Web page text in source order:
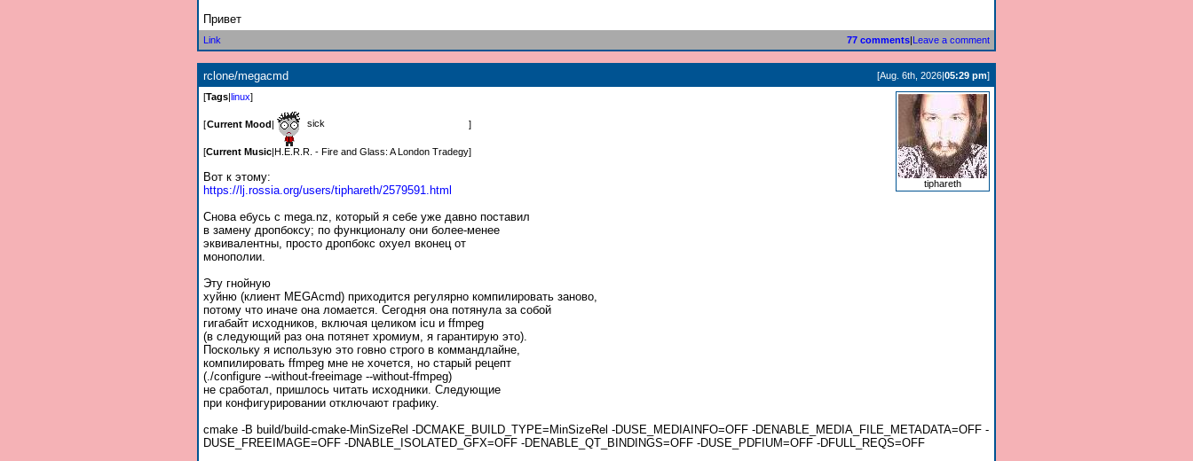
Привет
Link 77 comments|Leave a comment
rclone/megacmd [Aug. 6th, 2026|05:29 pm]
tiphareth
[Tags|linux]
[Current Mood| sick ]
[Current Music|H.E.R.R. - Fire and Glass: A London Tradegy]
Вот к этому:
https://lj.rossia.org/users/tiphareth/2579591.html
Снова ебусь с mega.nz, который я себе уже давно поставил
в замену дропбоксу; по функционалу они более-менее
эквивалентны, просто дропбокс охуел вконец от
монополии.
Эту гнойную
хуйню (клиент MEGAcmd) приходится регулярно компилировать заново,
потому что иначе она ломается. Сегодня она потянула за собой
гигабайт исходников, включая целиком icu и ffmpeg
(в следующий раз она потянет хромиум, я гарантирую это).
Поскольку я использую это говно строго в коммандлайне,
компилировать ffmpeg мне не хочется, но старый рецепт
(./configure --without-freeimage --without-ffmpeg)
не сработал, пришлось читать исходники. Следующие
при конфигурировании отключают графику.
cmake -B build/build-cmake-MinSizeRel -DCMAKE_BUILD_TYPE=MinSizeRel -DUSE_MEDIAINFO=OFF -DENABLE_MEDIA_FILE_METADATA=OFF -
DUSE_FREEIMAGE=OFF -DNABLE_ISOLATED_GFX=OFF -DENABLE_QT_BINDINGS=OFF -DUSE_PDFIUM=OFF -DFULL_REQS=OFF